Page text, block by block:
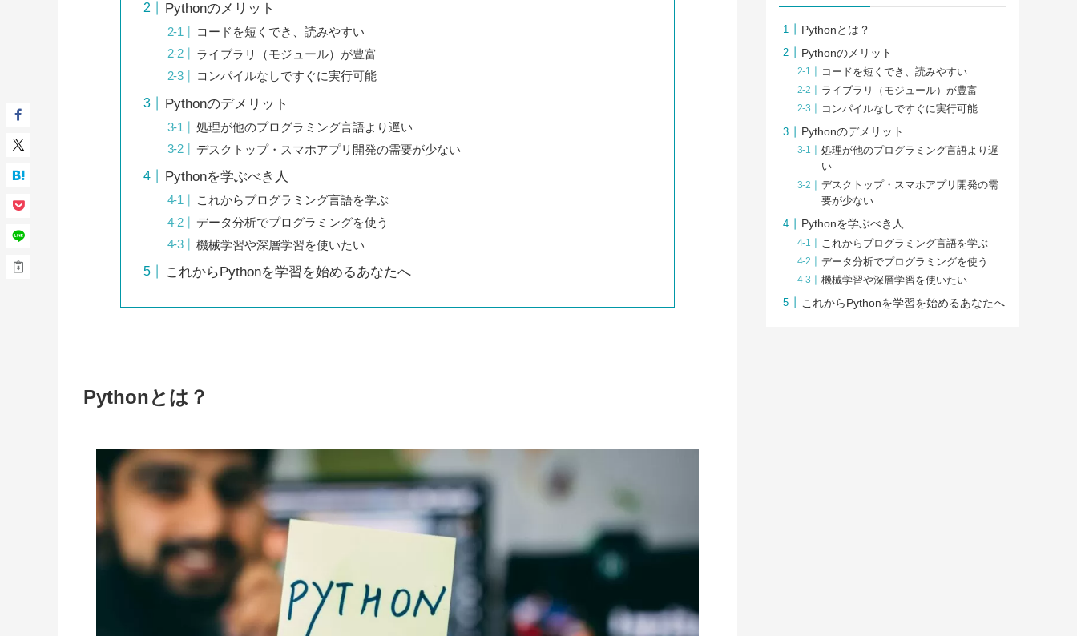
Pythonのメリット
コードを短くでき、読みやすい
ライブラリ（モジュール）が豊富
コンパイルなしですぐに実行可能
Pythonのデメリット
処理が他のプログラミング言語より遅い
デスクトップ・スマホアプリ開発の需要が少ない
Pythonを学ぶべき人
これからプログラミング言語を学ぶ
データ分析でプログラミングを使う
機械学習や深層学習を使いたい
これからPythonを学習を始めるあなたへ
Pythonとは？
Pythonとは？
Pythonのメリット
コードを短くでき、読みやすい
ライブラリ（モジュール）が豊富
コンパイルなしですぐに実行可能
Pythonのデメリット
処理が他のプログラミング言語より遅
い
デスクトップ・スマホアプリ開発の需
要が少ない
Pythonを学ぶべき人
これからプログラミング言語を学ぶ
データ分析でプログラミングを使う
機械学習や深層学習を使いたい
これからPythonを学習を始めるあなたへ